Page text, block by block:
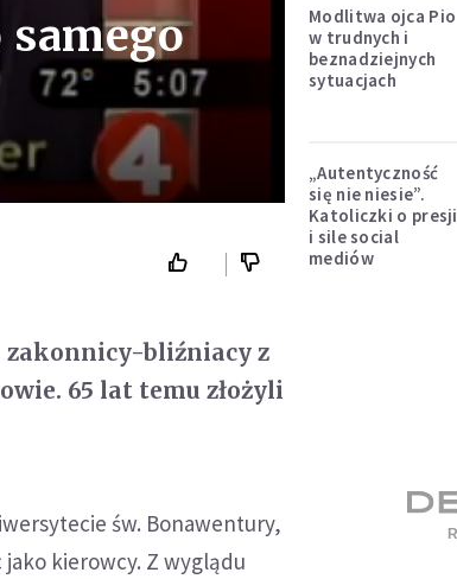
zakonnicy-bliźniacy z
65 lat temu złożyli
św. Bonawentury,
kierowcy. Z wyglądu
Modlitwa ojca Pio
w trudnych i
beznadziejnych
sytuacjach
„Autentyczność
się nie niesie”.
Katoliczki o presji
i sile social
mediów